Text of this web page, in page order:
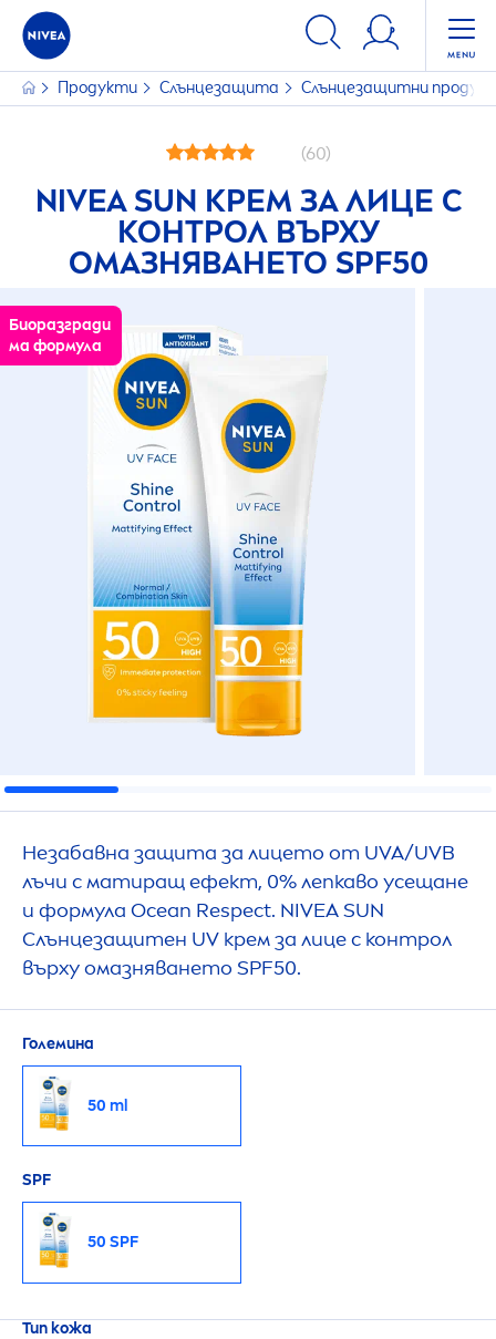
Продукти Слънцезащита Слънцезащитни
(60)
NIVEA SUN КРЕМ ЗА ЛИЦЕ С
КОНТРОЛ ВЪРХУ
ОМАЗНЯВАНЕТО SPF50
Биоразгради
ма формула
Незабавна защита за лицето от UVA/UVB
лъчи с матиращ ефект, 0% лепкаво усещане
и формула Ocean Respect. NIVEASUN
Слънцезащитен UV крем за лице с контрол
върху омазняването SPF50.
Големина
50 ml
SPF
50 SPF
Тип кожа